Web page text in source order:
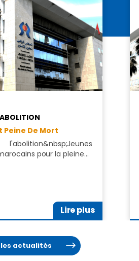
Peine De Mort
pour la pleine…
Lire plus
actualités